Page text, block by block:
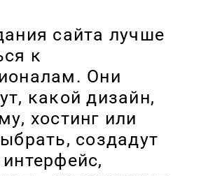
сайта лучше
к
Они
какой дизайн,
хостинг или
создадут